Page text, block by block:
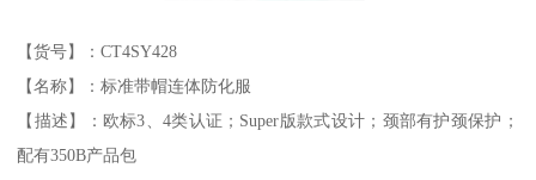
【货号】：CT4SY428
【名称】：标准带帽连体防化服
【描述】：欧标3、4类认证；Super版款式设计；颈部有护颈保护；
配有350B产品包